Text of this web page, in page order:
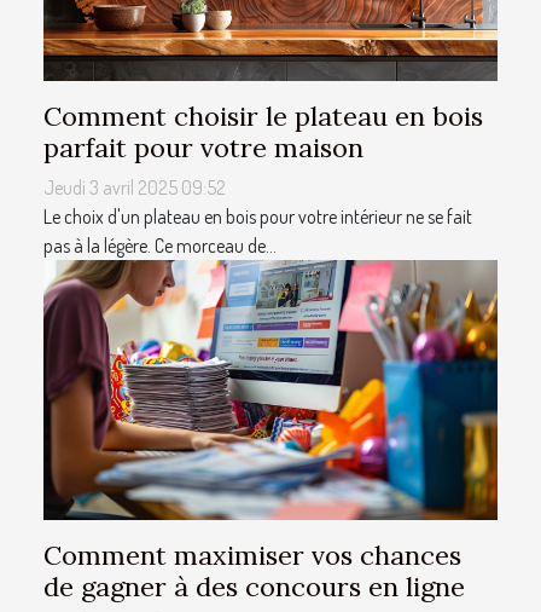
Comment choisir le plateau en bois
parfait pour votre maison
Jeudi 3 avril 2025 09:52
Le choix d'un plateau en bois pour votre intérieur ne se fait
pas à la légère. Ce morceau de...
Comment maximiser vos chances
de gagner à des concours en ligne